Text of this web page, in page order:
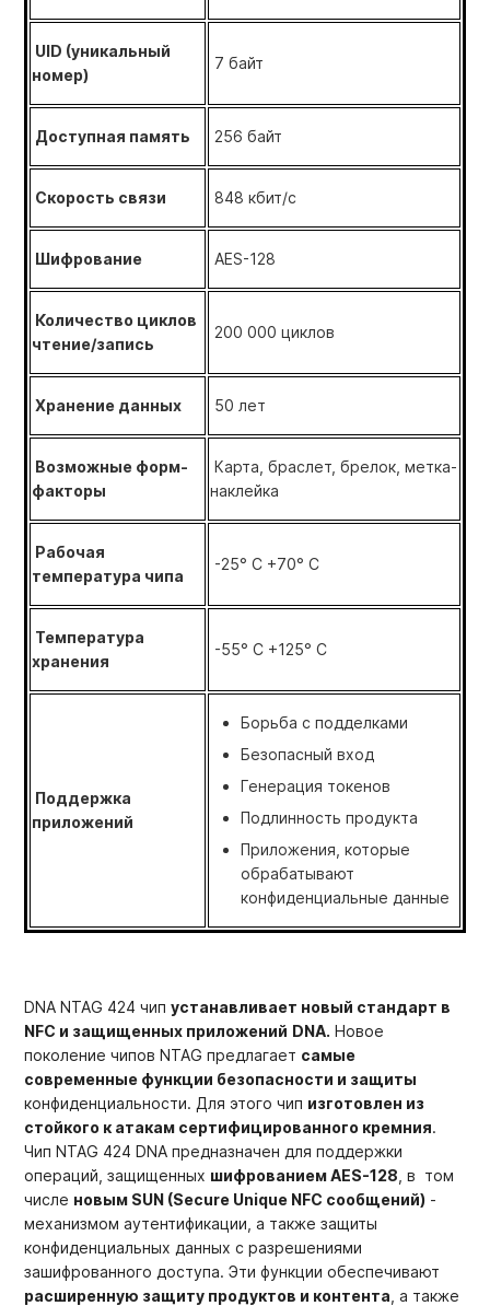
UID (уникальный
номер)
7 байт
Доступная память 256 байт
Скорость связи 848 кбит/с
Шифрование AES-128
Количество циклов
чтение/запись
200 000 циклов
Хранение данных 50 лет
Возможные форм-
факторы
Карта, браслет, брелок, метка-
наклейка
Рабочая
температура чипа
-25° С +70° С
Температура
хранения
-55° С +125° С
Поддержка
приложений
Борьба с подделками
Безопасный вход
Генерация токенов
Подлинность продукта
Приложения, которые
обрабатывают
конфиденциальные данные
DNA NTAG 424 чип устанавливает новый стандарт в
NFC и защищенных приложений DNA. Новое
поколение чипов NTAG предлагает самые
современные функции безопасности и защиты
конфиденциальности. Для этого чип изготовлен из
стойкого к атакам сертифицированного кремния.
Чип NTAG 424 DNA предназначен для поддержки
операций, защищенных шифрованием AES-128 , в том
числе новым SUN (Secure Unique NFC сообщений) -
механизмом аутентификации, а также защиты
конфиденциальных данных с разрешениями
зашифрованного доступа. Эти функции обеспечивают
расширенную защиту продуктов и контента , а также